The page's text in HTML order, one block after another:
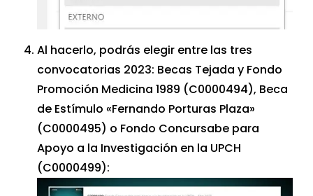
Al hacerlo, podrás elegir entre las tres
convocatorias 2023: Becas Tejada y Fondo
Promoción Medicina 1989 (C0000494), Beca
de Estímulo «Fernando Porturas Plaza»
(C0000495) o Fondo Concursabe para
Apoyo a la Investigación en la UPCH
(C0000499):